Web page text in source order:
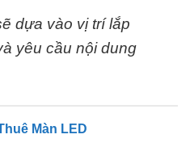
dựa vào vị trí lắp
yêu cầu nội dung
Màn LED